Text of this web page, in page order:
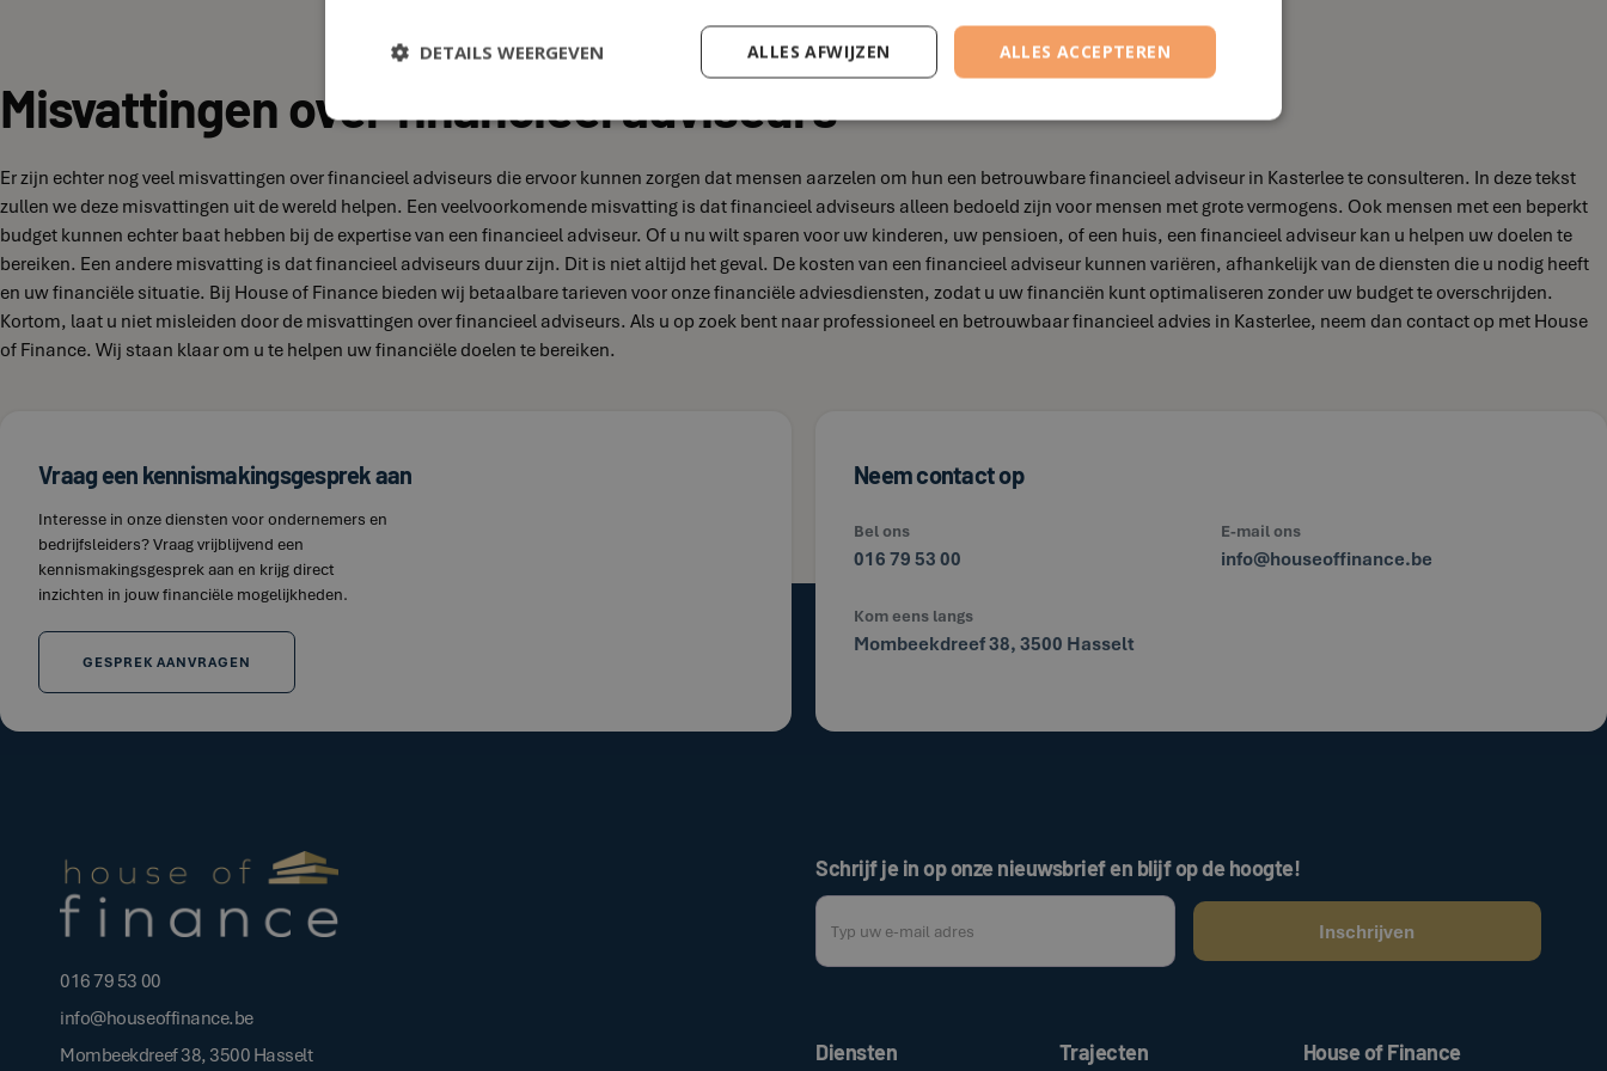
Misvattingen over financieel adviseurs
Er zijn echter nog veel misvattingen over financieel adviseurs die ervoor kunnen zorgen dat mensen aarzelen om hun een betrouwbare financieel adviseur in Kasterlee te consulteren. In deze tekst
zullen we deze misvattingen uit de wereld helpen. Een veelvoorkomende misvatting is dat financieel adviseurs alleen bedoeld zijn voor mensen met grote vermogens. Ook mensen met een beperkt
budget kunnen echter baat hebben bij de expertise van een financieel adviseur. Of u nu wilt sparen voor uw kinderen, uw pensioen, of een huis, een financieel adviseur kan u helpen uw doelen te
bereiken. Een andere misvatting is dat financieel adviseurs duur zijn. Dit is niet altijd het geval. De kosten van een financieel adviseur kunnen variëren, afhankelijk van de diensten die u nodig heeft
en uw financiële situatie. Bij House of Finance bieden wij betaalbare tarieven voor onze financiële adviesdiensten, zodat u uw financiën kunt optimaliseren zonder uw budget te overschrijden.
Kortom, laat u niet misleiden door de misvattingen over financieel adviseurs. Als u op zoek bent naar professioneel en betrouwbaar financieel advies in Kasterlee, neem dan contact op met House
of Finance. Wij staan klaar om u te helpen uw financiële doelen te bereiken.
Vraag een kennismakingsgesprek aan
Interesse in onze diensten voor ondernemers en
bedrijfsleiders? Vraag vrijblijvend een
kennismakingsgesprek aan en krijg direct
inzichten in jouw financiële mogelijkheden.
GESPREK AANVRAGEN
Neem contact op
Bel ons
016 79 53 00
E-mail ons
info@houseoffinance.be
Kom eens langs
Mombeekdreef 38, 3500 Hasselt
016 79 53 00
info@houseoffinance.be
Mombeekdreef 38, 3500 Hasselt
Schrijf je in op onze nieuwsbrief en blijf op de hoogte!
Diensten Trajecten House of Finance
ALLES ACCEPTEREN
ALLES AFWIJZEN
DETAILS WEERGEVEN